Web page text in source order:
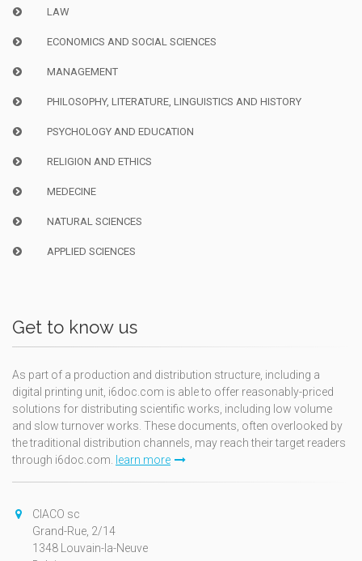
LAW
ECONOMICS AND SOCIAL SCIENCES
MANAGEMENT
PHILOSOPHY, LITERATURE, LINGUISTICS AND HISTORY
PSYCHOLOGY AND EDUCATION
RELIGION AND ETHICS
MEDECINE
NATURAL SCIENCES
APPLIED SCIENCES
Get to know us
As part of a production and distribution structure, including a
digital printing unit, i6doc.com is able to offer reasonably-priced
solutions for distributing scientific works, including low volume
and slow turnover works. These documents, often overlooked by
the traditional distribution channels, may reach their target readers
through i6doc.com. learn more
CIACO sc
Grand-Rue, 2/14
1348 Louvain-la-Neuve